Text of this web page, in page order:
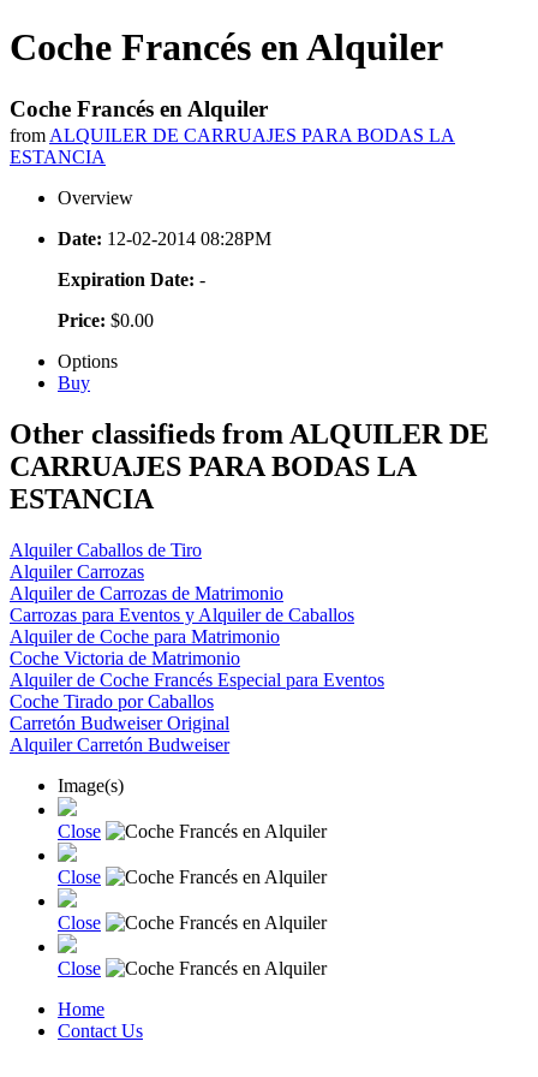
Coche Francés en Alquiler
Coche Francés en Alquiler
from ALQUILER DE CARRUAJES PARA BODAS LA
ESTANCIA
Overview
Date: 12-02-2014 08:28PM
Expiration Date: -
Price: $0.00
Options
Buy
Other classifieds from ALQUILER DE
CARRUAJES PARA BODAS LA
ESTANCIA
Alquiler Caballos de Tiro
Alquiler Carrozas
Alquiler de Carrozas de Matrimonio
Carrozas para Eventos y Alquiler de Caballos
Alquiler de Coche para Matrimonio
Coche Victoria de Matrimonio
Alquiler de Coche Francés Especial para Eventos
Coche Tirado por Caballos
Carretón Budweiser Original
Alquiler Carretón Budweiser
Image(s)
Close
Close
Close
Close
Home
Contact Us